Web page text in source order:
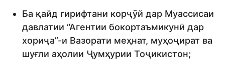
Ба қайд гирифтани корҷӯй дар Муассисаи
давлатии “Агентии бокортаъмикунӣ дар
хориҷа”-и Вазорати меҳнат, муҳоҷират ва
шуғли аҳолии Ҷумҳурии Тоҷикистон;